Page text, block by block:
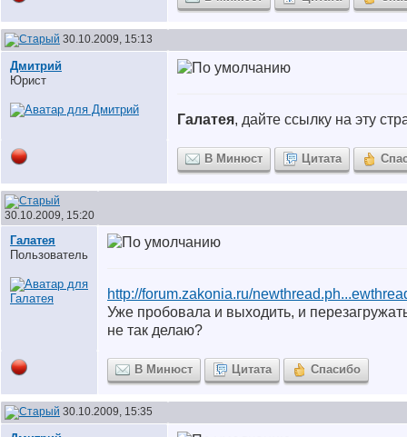
30.10.2009, 15:13
Дмитрий
Юрист
Галатея, дайте ссылку на эту
В Минюст Цитата
30.10.2009, 15:20
Галатея
Пользователь
http://forum.zakonia.ru/
Уже пробовала и выходить, и
не так делаю?
В Минюст Цитата Спасибо
30.10.2009, 15:35